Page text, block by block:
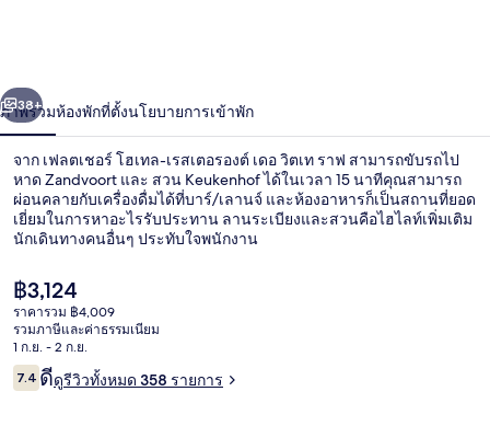
โฮ
เทล-
เรส
เต
อร
องต์
เดอ
า
ถัดไป
38+
ภาพรวมห้องพักที่ตั้งนโยบายการเข้าพัก
จาก เฟลตเชอร์ โฮเทล-เรสเตอรองต์ เดอ วิตเท ราฟ สามารถขับรถไป
หาด Zandvoort และ สวน Keukenhof ได้ในเวลา 15 นาทีคุณสามารถ
ผ่อนคลายกับเครื่องดื่มได้ที่บาร์/เลานจ์ และห้องอาหารก็เป็นสถานที่ยอด
เยี่ยมในการหาอะไรรับประทาน ลานระเบียงและสวนคือไฮไลท์เพิ่มเติม
นักเดินทางคนอื่นๆ ประทับใจพนักงาน
ราคา
ปัจจุบัน
฿3,124
฿3,124
ราคารวม ฿4,009
รวมภาษีและค่าธรรมเนียม
1 ก.ย. - 2 ก.ย.
รีวิว
7.47.4 จาก 10
ดีดูรีวิวทั้งหมด 358 รายการ